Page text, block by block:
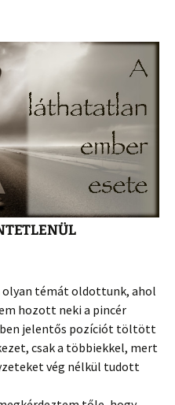
olyan témát oldottunk, ahol
hozott neki a pincér
jelentős pozíciót töltött
csak a többiekkel, mert
vég nélkül tudott